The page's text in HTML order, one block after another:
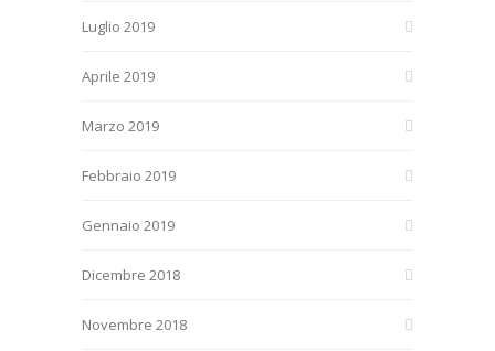
Luglio 2019
Aprile 2019
Marzo 2019
Febbraio 2019
Gennaio 2019
Dicembre 2018
Novembre 2018